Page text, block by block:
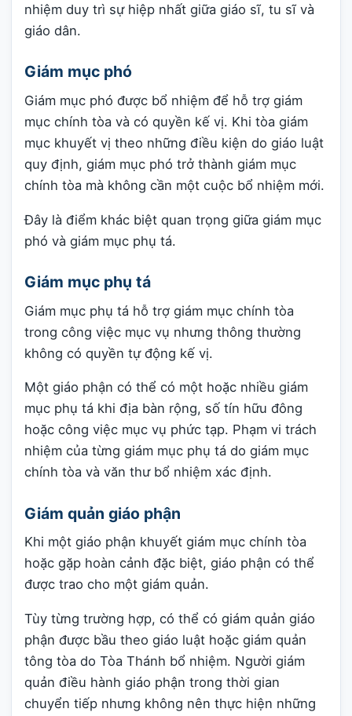
nhiệm duy trì sự hiệp nhất giữa giáo sĩ, tu sĩ và
giáo dân.
Giám mục phó
Giám mục phó được bổ nhiệm để hỗ trợ giám
mục chính tòa và có quyền kế vị. Khi tòa giám
mục khuyết vị theo những điều kiện do giáo luật
quy định, giám mục phó trở thành giám mục
chính tòa mà không cần một cuộc bổ nhiệm mới.
Đây là điểm khác biệt quan trọng giữa giám mục
phó và giám mục phụ tá.
Giám mục phụ tá
Giám mục phụ tá hỗ trợ giám mục chính tòa
trong công việc mục vụ nhưng thông thường
không có quyền tự động kế vị.
Một giáo phận có thể có một hoặc nhiều giám
mục phụ tá khi địa bàn rộng, số tín hữu đông
hoặc công việc mục vụ phức tạp. Phạm vi trách
nhiệm của từng giám mục phụ tá do giám mục
chính tòa và văn thư bổ nhiệm xác định.
Giám quản giáo phận
Khi một giáo phận khuyết giám mục chính tòa
hoặc gặp hoàn cảnh đặc biệt, giáo phận có thể
được trao cho một giám quản.
Tùy từng trường hợp, có thể có giám quản giáo
phận được bầu theo giáo luật hoặc giám quản
tông tòa do Tòa Thánh bổ nhiệm. Người giám
quản điều hành giáo phận trong thời gian
chuyển tiếp nhưng không nên thực hiện những